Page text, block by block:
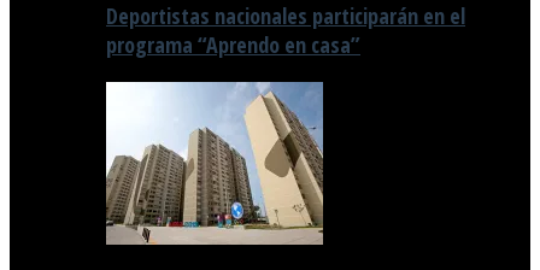
Deportistas nacionales participarán en el
programa “Aprendo en casa”